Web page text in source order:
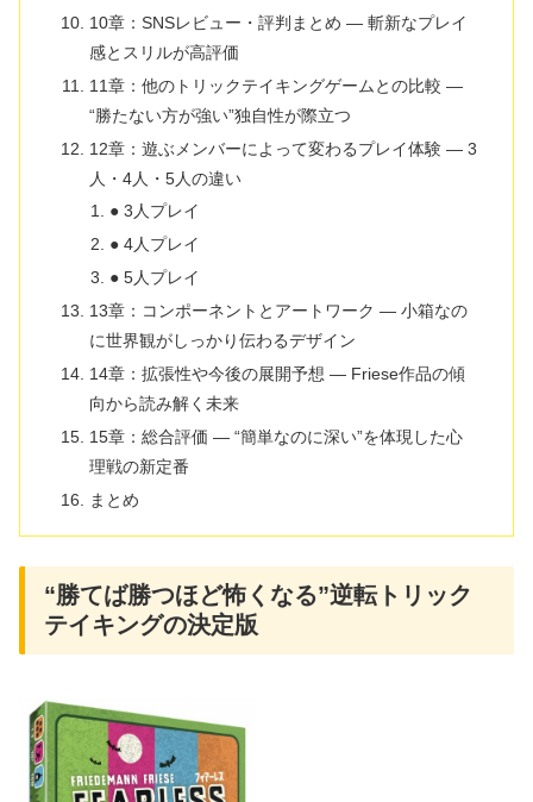
10章：SNSレビュー・評判まとめ ― 斬新なプレイ
感とスリルが高評価
11章：他のトリックテイキングゲームとの比較 ―
“勝たない方が強い”独自性が際立つ
12章：遊ぶメンバーによって変わるプレイ体験 ― 3
人・4人・5人の違い
● 3人プレイ
● 4人プレイ
● 5人プレイ
13章：コンポーネントとアートワーク ― 小箱なの
に世界観がしっかり伝わるデザイン
14章：拡張性や今後の展開予想 ― Friese作品の傾
向から読み解く未来
15章：総合評価 ― “簡単なのに深い”を体現した心
理戦の新定番
まとめ
“勝てば勝つほど怖くなる”逆転トリック
テイキングの決定版